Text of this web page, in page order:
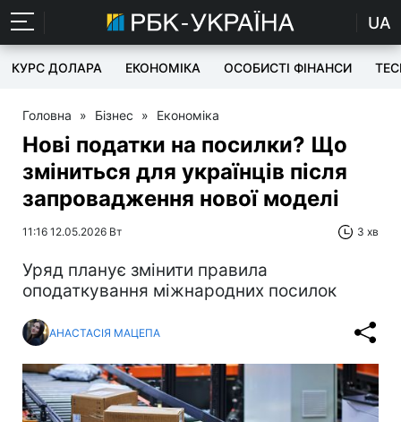
UA
КУРС ДОЛАРА ЕКОНОМІКА ОСОБИСТІ ФІНАНСИ
Головна » Бізнес » Економіка
Нові податки на посилки? Що
зміниться для українців після
запровадження нової моделі
11:16 12.05.2026 Вт 3 хв
Уряд планує змінити правила
оподаткування міжнародних посилок
АНАСТАСІЯ МАЦЕПА